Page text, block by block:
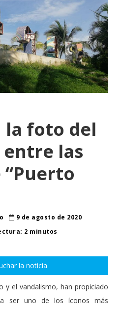
la foto del
las
9 de agosto de 2020
2 minutos
la noticia
y el vandalismo, han propiciado
ser uno de los íconos más